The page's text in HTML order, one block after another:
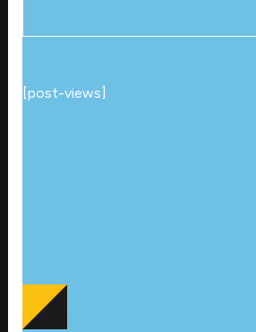
[post-views]